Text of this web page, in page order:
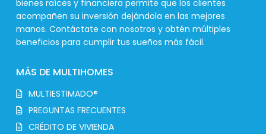
bienes raíces y financiera permite que los clientes
acompañen su inversión dejándola en las mejores
manos. Contáctate con nosotros y obtén múltiples
beneficios para cumplir tus sueños más fácil.
MÁS DE MULTIHOMES
MULTIESTIMADO®
PREGUNTAS FRECUENTES
CRÉDITO DE VIVIENDA